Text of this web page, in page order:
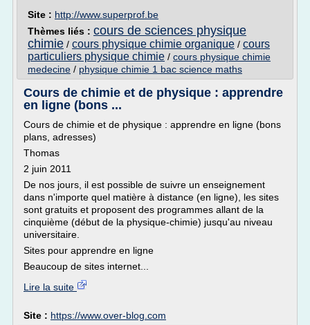
Site : http://www.superprof.be
Thèmes liés : cours de sciences physique
chimie / cours physique chimie organique / cours
particuliers physique chimie / cours physique chimie
medecine / physique chimie 1 bac science maths
Cours de chimie et de physique : apprendre
en ligne (bons ...
Cours de chimie et de physique : apprendre en ligne (bons
plans, adresses)
Thomas
2 juin 2011
De nos jours, il est possible de suivre un enseignement
dans n'importe quel matière à distance (en ligne), les sites
sont gratuits et proposent des programmes allant de la
cinquième (début de la physique-chimie) jusqu'au niveau
universitaire.
Sites pour apprendre en ligne
Beaucoup de sites internet...
Lire la suite
Site : https://www.over-blog.com